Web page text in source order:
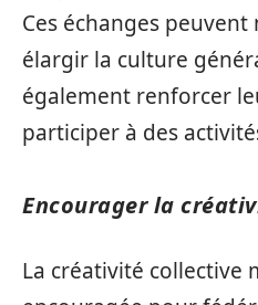
Ces échanges
élargir la culture
également renforcer
participer à des
Encourager la
La créativité collective